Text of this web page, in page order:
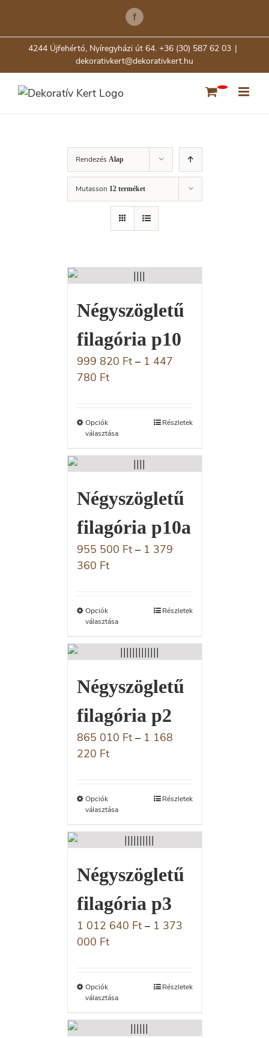
content
Facebook
4244 Újfehértó, Nyíregyházi út 64. +36 (30) 587 62 03 |
dekorativkert@dekorativkert.hu
Rendezés Alap
Mutasson 12 terméket
Négyszögletű
filagória p10
999 820 Ft– 1 447
780 Ft
Opciók
választása
Részletek
Négyszögletű
filagória p10a
955 500 Ft– 1 379
360 Ft
Opciók
választása
Részletek
Négyszögletű
filagória p2
865 010 Ft– 1 168
220 Ft
Opciók
választása
Részletek
Négyszögletű
filagória p3
1 012 640 Ft– 1 373
000 Ft
Opciók
választása
Részletek